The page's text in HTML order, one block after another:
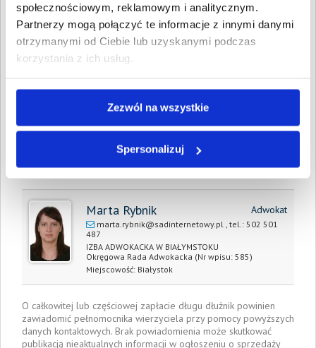
społecznościowym, reklamowym i analitycznym.
Partnerzy mogą połączyć te informacje z innymi danymi
otrzymanymi od Ciebie lub uzyskanymi podczas
korzystania z ich usług.
Zezwól na wszystkie
Spersonalizuj
Spłacono:
0,00 PLN
Całkowita
wartość wierzytelności:
22 650,60 PLN
zapłaty/
wyrok sądu
Data wystawienia: 28 lipca 2025
Pełnomocnik wierzyciela:
Marta Rybnik Adwokat
marta.rybnik@sadinternetowy.pl , tel.: 502 501
487
IZBA ADWOKACKA W BIAŁYMSTOKU
Okręgowa Rada Adwokacka (Nr wpisu: 585)
Miejscowość: Białystok
O całkowitej lub częściowej zapłacie długu dłużnik powinien
zawiadomić pełnomocnika wierzyciela przy pomocy powyższych
danych kontaktowych. Brak powiadomienia może skutkować
publikacją nieaktualnych informacji w ogłoszeniu o sprzedaży